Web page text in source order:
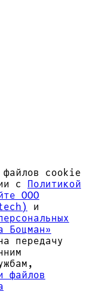
файлов cookie
с Политикой
ООО
и
Боцман»
передачу
файлов